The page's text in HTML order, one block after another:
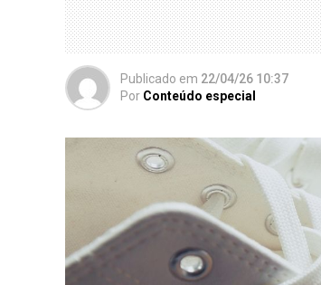
Publicado em 22/04/26 10:37
Por Conteúdo especial